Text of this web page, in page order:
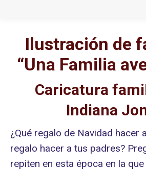
Ilustración de
“Una Familia
Caricatura
Indiana
¿Qué regalo de Navidad hacer
regalo hacer a tus padres?
repiten en esta época en la